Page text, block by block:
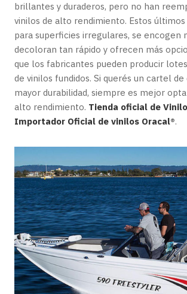
brillantes y duraderos, pero no han
vinilos de alto rendimiento. Estos últimos
para superficies irregulares, se encogen
decoloran tan rápido y ofrecen más
que los fabricantes pueden producir
de vinilos fundidos. Si querés un cartel de
mayor durabilidad, siempre es mejor
alto rendimiento. Tienda oficial de
Importador Oficial de vinilos Oracal®.